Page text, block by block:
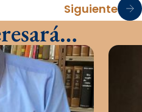
Siguiente